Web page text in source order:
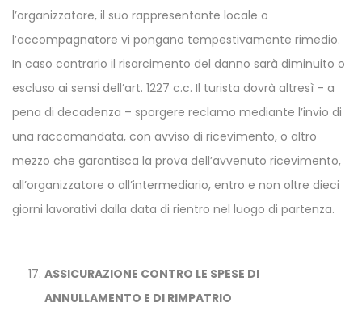
l’organizzatore, il suo rappresentante locale o
l’accompagnatore vi pongano tempestivamente rimedio.
In caso contrario il risarcimento del danno sarà diminuito o
escluso ai sensi dell’art. 1227 c.c. Il turista dovrà altresì – a
pena di decadenza – sporgere reclamo mediante l’invio di
una raccomandata, con avviso di ricevimento, o altro
mezzo che garantisca la prova dell’avvenuto ricevimento,
all’organizzatore o all’intermediario, entro e non oltre dieci
giorni lavorativi dalla data di rientro nel luogo di partenza.
ASSICURAZIONE CONTRO LE SPESE DI
ANNULLAMENTO E DI RIMPATRIO